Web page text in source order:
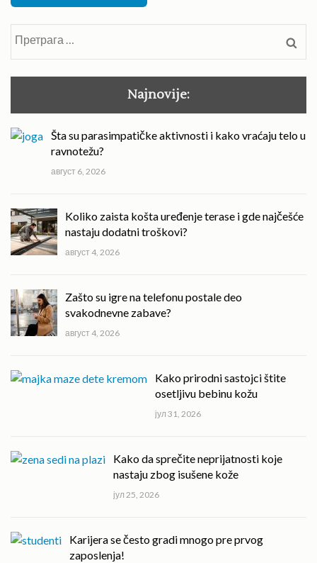
Najnovije:
Šta su parasimpatičke aktivnosti i kako vraćaju telo u
ravnotežu?
август 6, 2026
Koliko zaista košta uređenje terase i gde najčešće
nastaju dodatni troškovi?
август 4, 2026
Zašto su igre na telefonu postale deo
svakodnevne zabave?
август 4, 2026
Kako prirodni sastojci štite
osetljivu bebinu kožu
јул 31, 2026
Kako da sprečite neprijatnosti koje
nastaju zbog isušene kože
јул 25, 2026
Karijera se često gradi mnogo pre prvog
zaposlenja!